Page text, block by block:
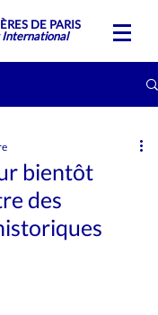
DE PARIS
bientôt
des